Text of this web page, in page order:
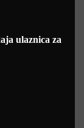
ulaznica za